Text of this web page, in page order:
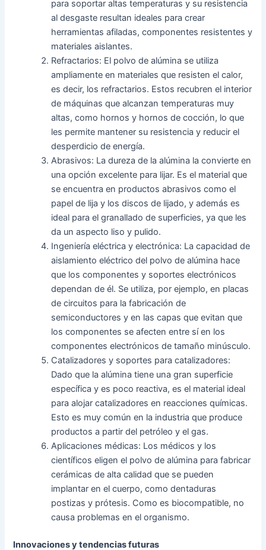
para soportar altas temperaturas y su resistencia
al desgaste resultan ideales para crear
herramientas afiladas, componentes resistentes y
materiales aislantes.
Refractarios: El polvo de alúmina se utiliza
ampliamente en materiales que resisten el calor,
es decir, los refractarios. Estos recubren el interior
de máquinas que alcanzan temperaturas muy
altas, como hornos y hornos de cocción, lo que
les permite mantener su resistencia y reducir el
desperdicio de energía.
Abrasivos: La dureza de la alúmina la convierte en
una opción excelente para lijar. Es el material que
se encuentra en productos abrasivos como el
papel de lija y los discos de lijado, y además es
ideal para el granallado de superficies, ya que les
da un aspecto liso y pulido.
Ingeniería eléctrica y electrónica: La capacidad de
aislamiento eléctrico del polvo de alúmina hace
que los componentes y soportes electrónicos
dependan de él. Se utiliza, por ejemplo, en placas
de circuitos para la fabricación de
semiconductores y en las capas que evitan que
los componentes se afecten entre sí en los
componentes electrónicos de tamaño minúsculo.
Catalizadores y soportes para catalizadores:
Dado que la alúmina tiene una gran superficie
específica y es poco reactiva, es el material ideal
para alojar catalizadores en reacciones químicas.
Esto es muy común en la industria que produce
productos a partir del petróleo y el gas.
Aplicaciones médicas: Los médicos y los
científicos eligen el polvo de alúmina para fabricar
cerámicas de alta calidad que se pueden
implantar en el cuerpo, como dentaduras
postizas y prótesis. Como es biocompatible, no
causa problemas en el organismo.
Innovaciones y tendencias futuras